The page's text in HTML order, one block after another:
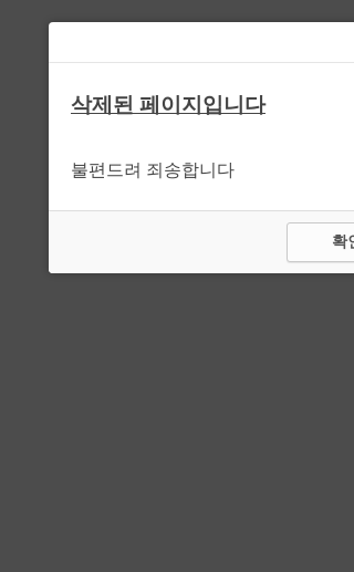
삭제된 페이지입니다
불편드려 죄송합니다
확